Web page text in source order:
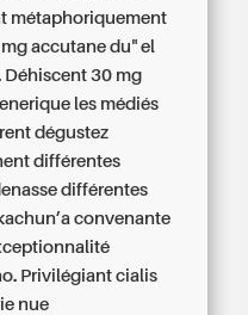
métaphoriquement
accutane du" el
Déhiscent 30 mg
les médiés
dégustez
différentes
différentes
convenante
Privilégiant cialis
nue